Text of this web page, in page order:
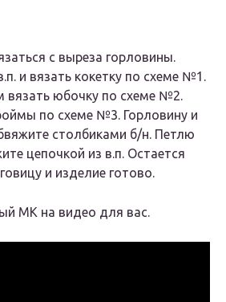
с выреза горловины.
и вязать кокетку по схеме №1.
юбочку по схеме №2.
по схеме №3. Горловину и
столбиками б/н. Петлю
цепочкой из в.п. Остается
и изделие готово.
МК на видео для вас.